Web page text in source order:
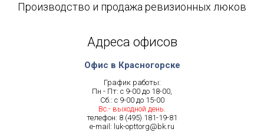
Производство и продажа ревизионных люков
Адреса офисов
Офис в Красногорске
График работы:
Пн - Пт: с 9-00 до 18-00,
Сб.: с 9-00 до 15-00
Вс.- выходной день.
телефон: 8 (495) 181-19-81
e-mail: luk-opttorg@bk.ru